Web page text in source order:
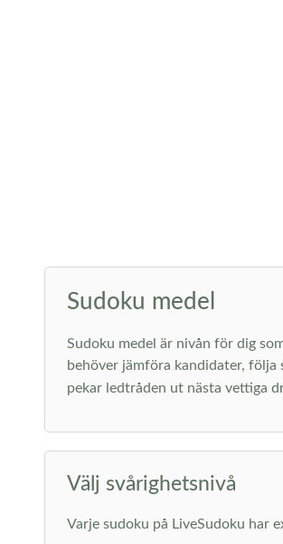
Sudoku medel
Sudoku medel är nivån för dig
behöver jämföra kandidater, följa
pekar ledtråden ut nästa vettiga
Välj svårighetsnivå
Varje sudoku på LiveSudoku har